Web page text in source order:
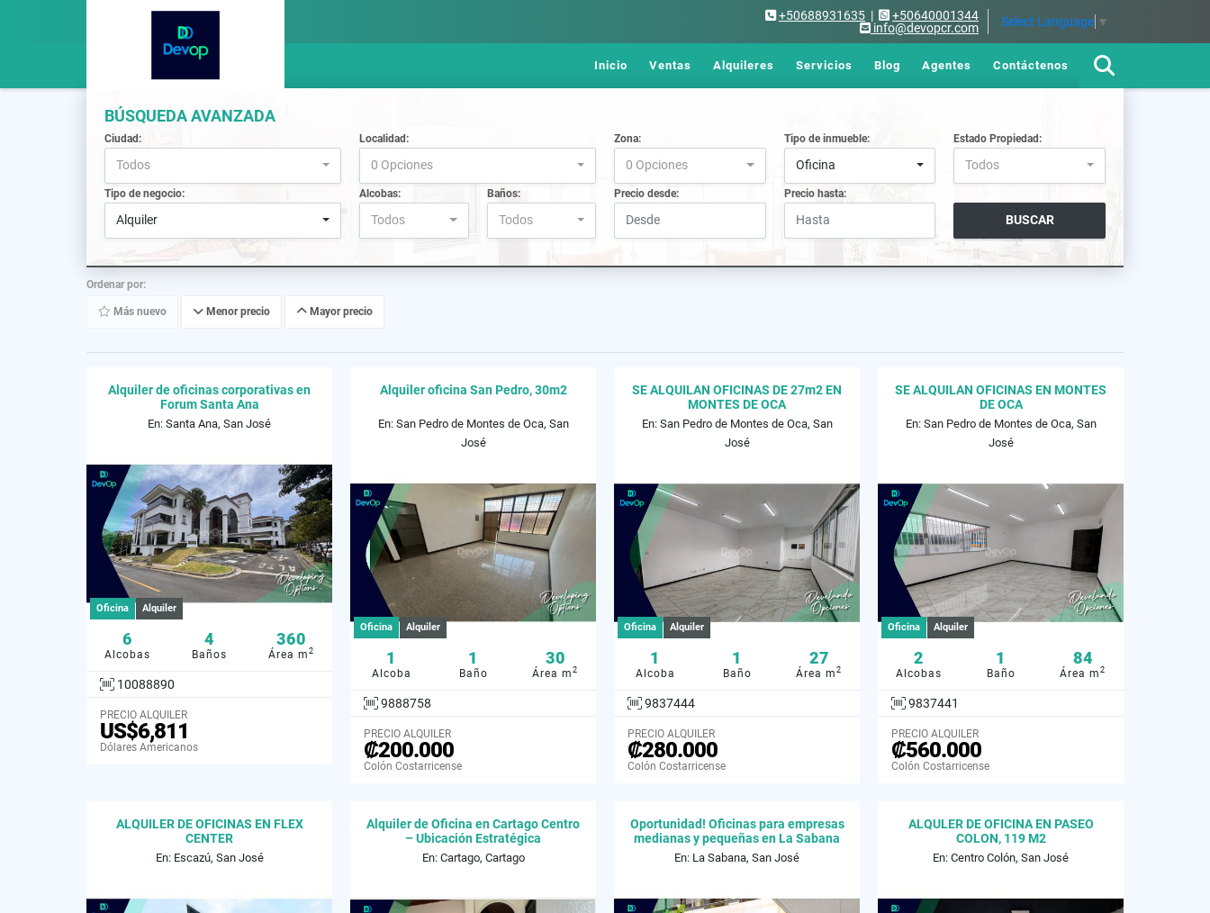
+50688931635 |
+50640001344
info@devopcr.com
Select Language ▼
Inicio Ventas Alquileres Servicios Blog Agentes Contáctenos
BÚSQUEDA AVANZADA
Ciudad:
Todos
Localidad:
0 Opciones
Zona:
0 Opciones
Tipo de inmueble:
Oficina
Estado Propiedad:
Todos
Tipo de negocio:
Alquiler
Alcobas:
Todos
Baños:
Todos
Precio desde: Precio hasta:
BUSCAR
Ordenar por:
Más nuevo Menor precio Mayor precio
Alquiler de oficinas corporativas en
Forum Santa Ana
En: Santa Ana, San José
Oficina Alquiler
6
Alcobas
4
Baños
360
Área m 2
10088890
PRECIO ALQUILER
US$6,811
Dólares Americanos
Alquiler oficina San Pedro, 30m2
En: San Pedro de Montes de Oca, San
José
Oficina Alquiler
1
Alcoba
1
Baño
30
Área m 2
9888758
PRECIO ALQUILER
₡200.000
Colón Costarricense
SE ALQUILAN OFICINAS DE 27m2 EN
MONTES DE OCA
En: San Pedro de Montes de Oca, San
José
Oficina Alquiler
1
Alcoba
1
Baño
27
Área m 2
9837444
PRECIO ALQUILER
₡280.000
Colón Costarricense
SE ALQUILAN OFICINAS EN MONTES
DE OCA
En: San Pedro de Montes de Oca, San
José
Oficina Alquiler
2
Alcobas
1
Baño
84
Área m 2
9837441
PRECIO ALQUILER
₡560.000
Colón Costarricense
ALQUILER DE OFICINAS EN FLEX
CENTER
En: Escazú, San José
Alquiler de Oficina en Cartago Centro
– Ubicación Estratégica
En: Cartago, Cartago
Oportunidad! Oficinas para empresas
medianas y pequeñas en La Sabana
En: La Sabana, San José
ALQULER DE OFICINA EN PASEO
COLON, 119 M2
En: Centro Colón, San José